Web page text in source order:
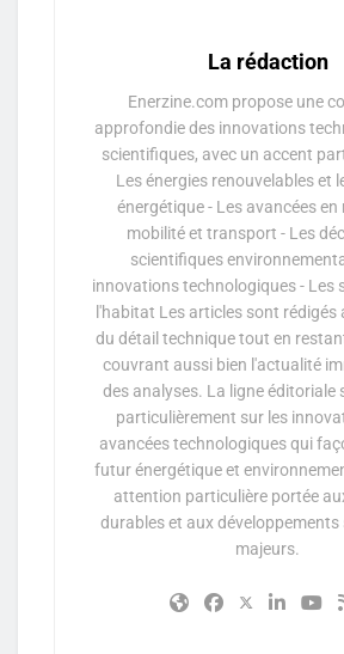
La rédaction
Enerzine.com propose une
approfondie des innovations
scientifiques, avec un accent
Les énergies renouvelables et
énergétique - Les avancées en
mobilité et transport - Les
scientifiques
innovations technologiques - Les
l'habitat Les articles sont rédigés
du détail technique tout en
couvrant aussi bien l'actualité
des analyses. La ligne éditoriale
particulièrement sur les
avancées technologiques qui
futur énergétique et
attention particulière portée
durables et aux
majeurs.